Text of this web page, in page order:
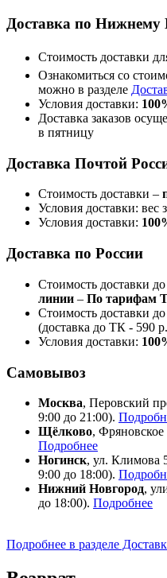
Доставка по Нижнему
Стоимость доставки
Ознакомиться со
можно в разделе
Условия доставки:
Доставка заказов
в пятницу
Доставка Почтой
Стоимость доставки –
Условия доставки: вес
Условия доставки:
Доставка по России
Стоимость доставки
линии – По тарифам
Стоимость доставки до
(доставка до ТК - 590
Условия доставки:
Самовывоз
Москва, Перовский
9:00 до 21:00).
Щёлково,
Подробнее
Ногинск, ул. Климова
9:00 до 18:00).
Нижний Новгород,
до 18:00). Подробнее
Подробнее в разделе